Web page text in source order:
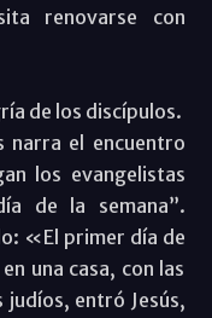
renovarse con
de los discípulos.
narra el encuentro
los evangelistas
de la semana”.
«El primer día de
una casa, con las
entró Jesús,